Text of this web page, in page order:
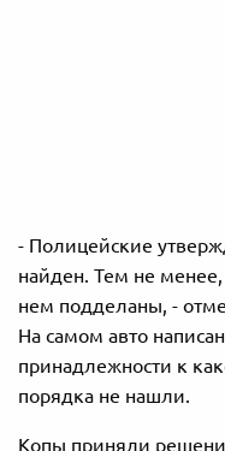
- Полицейские
найден. Тем не менее,
нем подделаны, -
На самом авто
принадлежности к
порядка не нашли.
Копы приняли